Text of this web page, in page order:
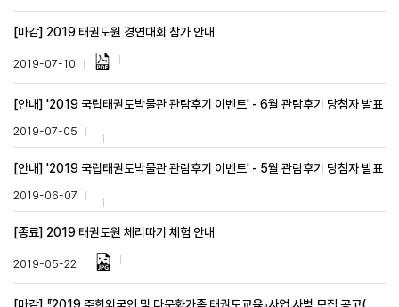
[마감] 2019 태권도원 경연대회 참가 안내
2019-07-10
[안내] '2019 국립태권도박물관 관람후기 이벤트' - 6월 관람후기 당첨자 발표
2019-07-05
[안내] '2019 국립태권도박물관 관람후기 이벤트' - 5월 관람후기 당첨자 발표
2019-06-07
[종료] 2019 태권도원 체리따기 체험 안내
2019-05-22